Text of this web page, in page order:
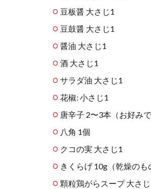
豆板醤 大さじ1
豆鼓醤 大さじ1
醤油 大さじ1
酒 大さじ1
サラダ油 大さじ1
花椒: 小さじ1
唐辛子 2〜3本（お好みで
八角 1個
クコの実 大さじ1
きくらげ 10g（乾燥のも
顆粒鶏がらスープ 大さ